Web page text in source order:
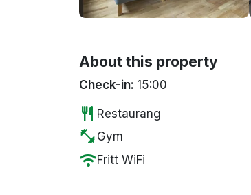
About this property
Check-in: 15:00
restaurant Restaurang
fitness_center Gym
wifiFritt WiFi